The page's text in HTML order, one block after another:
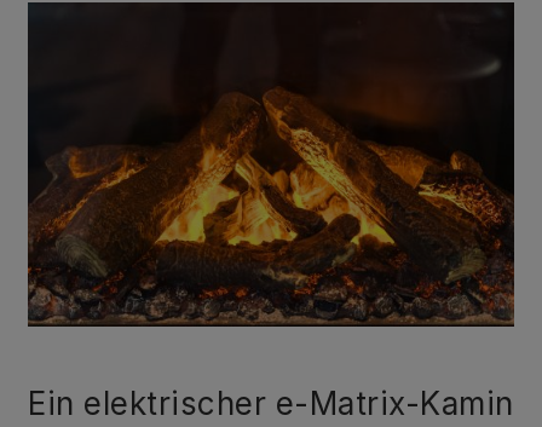
Ein elektrischer e-Matrix-Kamin